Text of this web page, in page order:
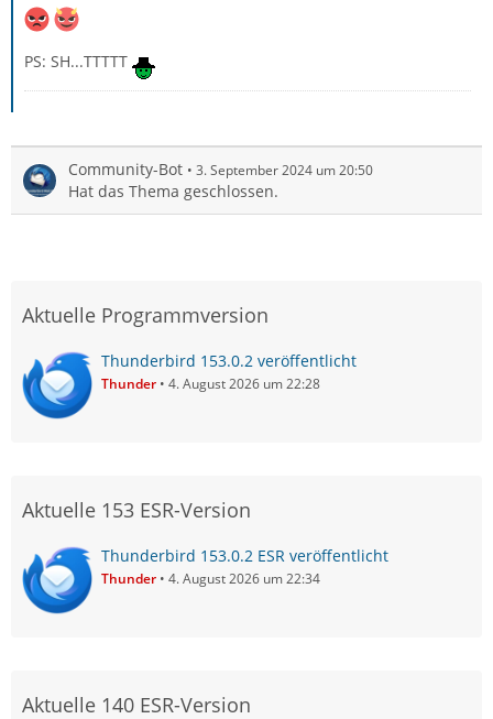
PS: SH...TTTTT
Community-Bot 3. September 2024 um 20:50
Hat das Thema geschlossen.
Aktuelle Programmversion
Thunderbird 153.0.2 veröffentlicht
Thunder 4. August 2026 um 22:28
Aktuelle 153 ESR-Version
Thunderbird 153.0.2 ESR veröffentlicht
Thunder 4. August 2026 um 22:34
Aktuelle 140 ESR-Version